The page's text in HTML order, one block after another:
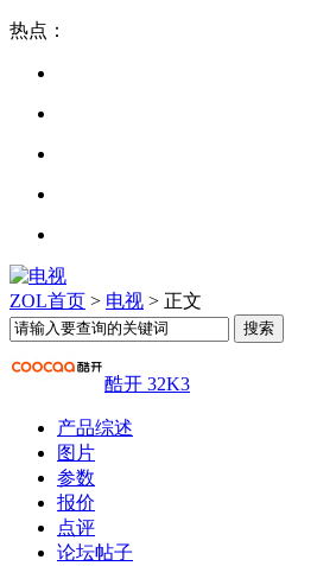
热点：
ZOL首页 > 电视 > 正文
酷开 32K3
产品综述
图片
参数
报价
点评
论坛帖子